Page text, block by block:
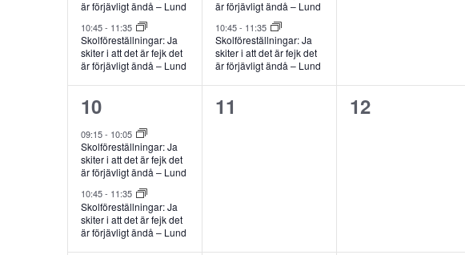
är förjävligt ändå – Lund
10:45- 11:35
Skolföreställningar: Ja
skiter i att det är fejk det
är förjävligt ändå – Lund
är förjävligt ändå – Lund
10:45- 11:35
Skolföreställningar: Ja
skiter i att det är fejk det
är förjävligt ändå – Lund
2
evenemang,
10
09:15- 10:05
Skolföreställningar: Ja
skiter i att det är fejk det
är förjävligt ändå – Lund
10:45- 11:35
Skolföreställningar: Ja
skiter i att det är fejk det
är förjävligt ändå – Lund
0
11
0
12